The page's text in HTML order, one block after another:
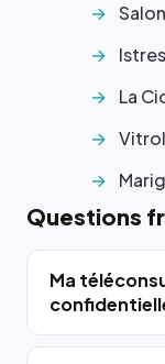
La
Questions
Ma